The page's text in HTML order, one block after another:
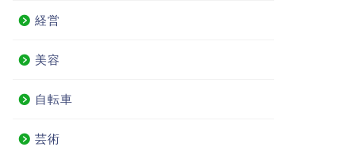
経営
美容
自転車
芸術